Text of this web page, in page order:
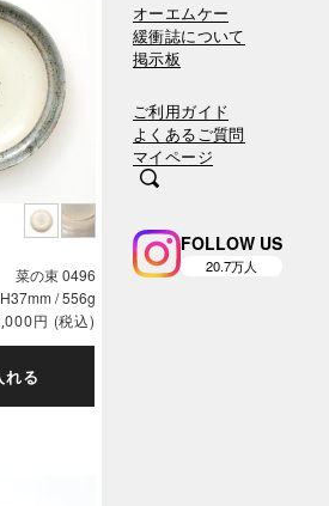
菜の束 0496
/ 556g
円 (税込)
れる
オーエムケー
緩衝誌について
掲示板
ご利用ガイド
よくあるご質問
マイページ
FOLLOW US